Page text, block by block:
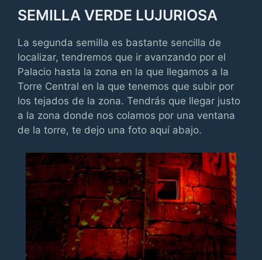
SEMILLA VERDE LUJURIOSA
La segunda semilla es bastante sencilla de
localizar, tendremos que ir avanzando por el
Palacio hasta la zona en la que llegamos a la
Torre Central en la que tenemos que subir por
los tejados de la zona. Tendrás que llegar justo
a la zona donde nos colamos por una ventana
de la torre, te dejo una foto aquí abajo.